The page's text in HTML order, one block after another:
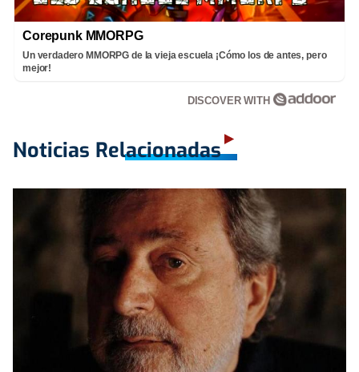
Corepunk MMORPG
Un verdadero MMORPG de la vieja escuela ¡Cómo los de antes, pero
mejor!
DISCOVER WITH
Noticias Relacionadas